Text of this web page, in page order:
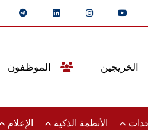
الأنظمة الذكية الإعلام